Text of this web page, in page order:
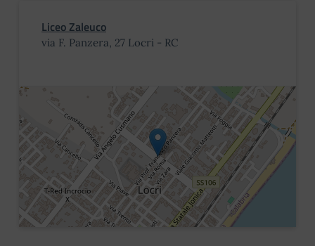
Liceo Zaleuco
via F. Panzera, 27 Locri - RC